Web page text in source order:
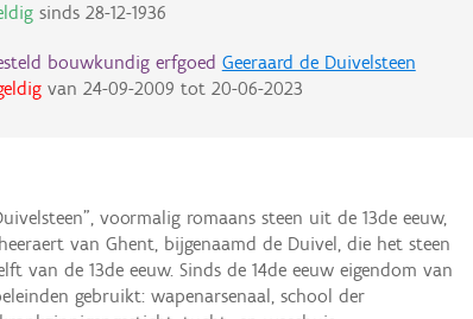
sinds 28-12-1936
bouwkundig erfgoed Geeraard de Duivelsteen
van 24-09-2009 tot 20-06-2023
voormalig romaans steen uit de 13de eeuw,
van Ghent, bijgenaamd de Duivel, die het steen
van de 13de eeuw. Sinds de 14de eeuw eigendom van
gebruikt: wapenarsenaal, school der